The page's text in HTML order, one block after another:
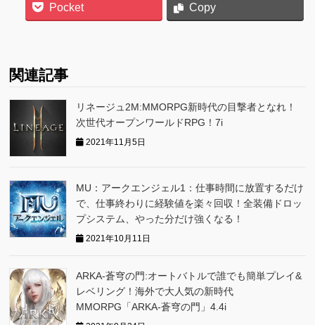
Pocket Copy
関連記事
リネージュ2M:MMORPG新時代の目撃者となれ！
次世代オープンワールドRPG！7i
2021年11月5日
MU：アークエンジェル1：仕事時間に放置するだけ
で、仕事終わりに経験値を楽々回収！全装備ドロッ
プシステム、やった分だけ強くなる！
2021年10月11日
ARKA‐蒼穹の門:オートバトルで誰でも簡単プレイ&
レベリング！海外で大人気の新時代
MMORPG「ARKA‐蒼穹の門」4.4i